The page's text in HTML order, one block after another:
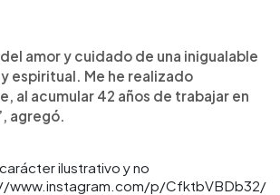
amor y cuidado de una inigualable
espiritual. Me he realizado
al acumular 42 años de trabajar en
agregó.
ilustrativo y no
www.instagram.com/p/CfktbVBDb32/